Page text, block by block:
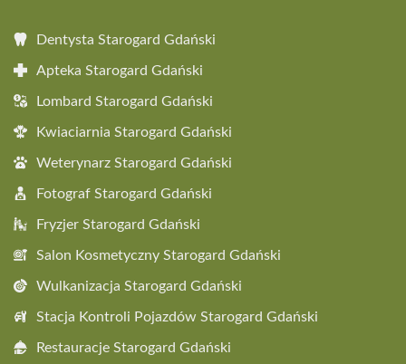
Dentysta Starogard Gdański
Apteka Starogard Gdański
Lombard Starogard Gdański
Kwiaciarnia Starogard Gdański
Weterynarz Starogard Gdański
Fotograf Starogard Gdański
Fryzjer Starogard Gdański
Salon Kosmetyczny Starogard Gdański
Wulkanizacja Starogard Gdański
Stacja Kontroli Pojazdów Starogard Gdański
Restauracje Starogard Gdański